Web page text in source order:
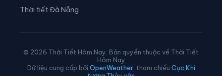
Xã Phúc Khánh
Thời tiết Đà Nẵng
© 2026 Thời Tiết Hôm Nay. Bản quyền thuộc về Thời Tiết
Hôm Nay
Dữ liệu cung cấp bởi OpenWeather, tham chiếu Cục Khí